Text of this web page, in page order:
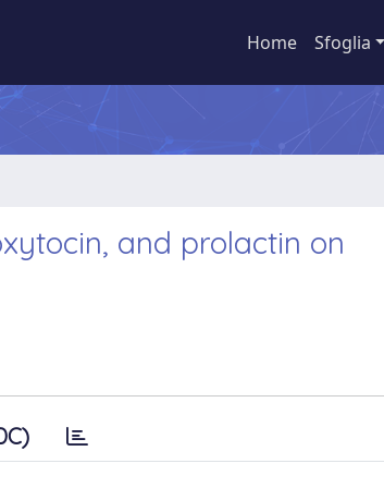
Home Sfoglia
and prolactin on